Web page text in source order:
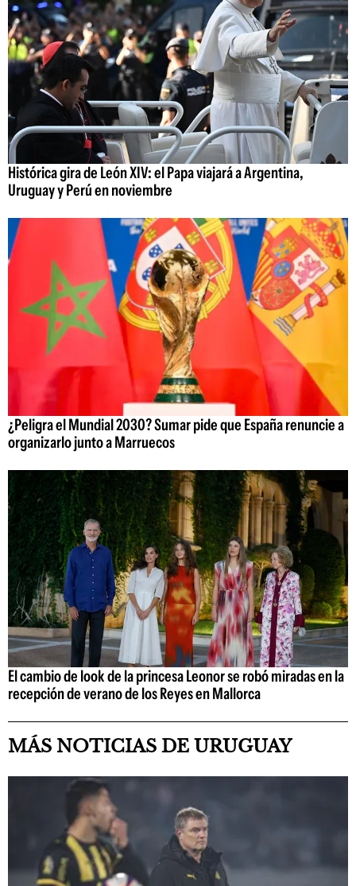
Histórica gira de León XIV: el Papa viajará a Argentina,
Uruguay y Perú en noviembre
¿Peligra el Mundial 2030? Sumar pide que España renuncie a
organizarlo junto a Marruecos
El cambio de look de la princesa Leonor se robó miradas en la
recepción de verano de los Reyes en Mallorca
MÁS NOTICIAS DE URUGUAY